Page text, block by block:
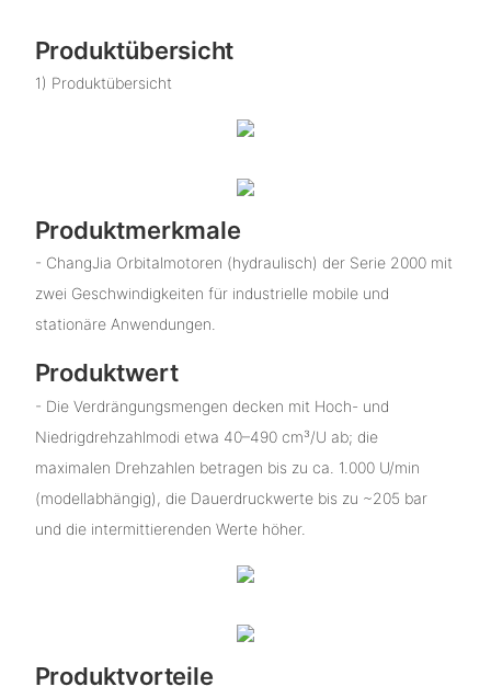
Produktübersicht
1) Produktübersicht
Produktmerkmale
- ChangJia Orbitalmotoren (hydraulisch) der Serie 2000 mit
zwei Geschwindigkeiten für industrielle mobile und
stationäre Anwendungen.
Produktwert
- Die Verdrängungsmengen decken mit Hoch- und
Niedrigdrehzahlmodi etwa 40–490 cm³/U ab; die
maximalen Drehzahlen betragen bis zu ca. 1.000 U/min
(modellabhängig), die Dauerdruckwerte bis zu ~205 bar
und die intermittierenden Werte höher.
Produktvorteile